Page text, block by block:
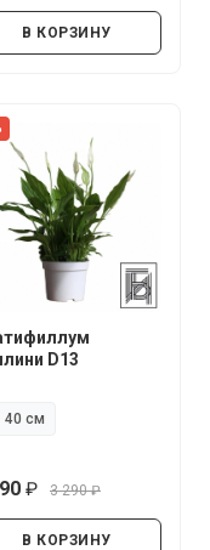
В КОРЗИНУ
D13
40 см
3 290
В КОРЗИНУ